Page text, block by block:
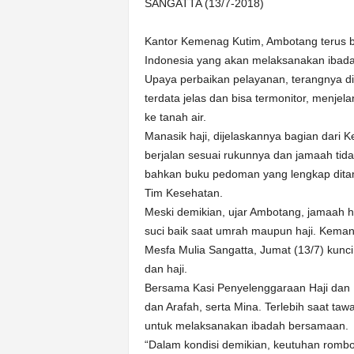
SANGATTA (13/7-2018)
Kantor Kemenag Kutim, Ambotang
Indonesia yang akan melaksanakan
Upaya perbaikan pelayanan, terangnya
terdata jelas dan bisa termonitor,
ke tanah air.
Manasik haji, dijelaskannya bagian dari
berjalan sesuai rukunnya dan jamaah
bahkan buku pedoman yang lengkap
Tim Kesehatan.
Meski demikian, ujar Ambotang, jamaah
suci baik saat umrah maupun haji.
Mesfa Mulia Sangatta, Jumat (13/7)
dan haji.
Bersama Kasi Penyelenggaraan Haji
dan Arafah, serta Mina. Terlebih saat
untuk melaksanakan ibadah bersamaan.
“Dalam kondisi demikian, keutuhan